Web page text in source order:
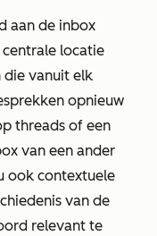
aan de inbox
locatie
die vanuit elk
opnieuw
threads of een
van een ander
ook contextuele
van de
relevant te